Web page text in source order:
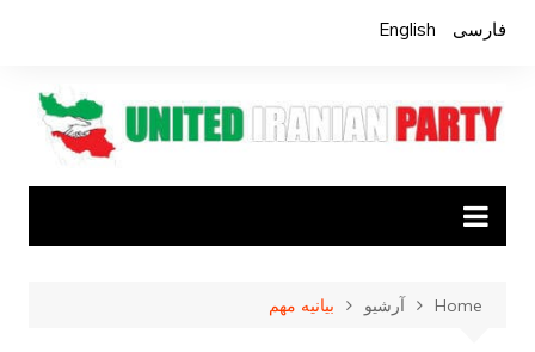
فارسی English
Home آرشیو بیانیه مهم